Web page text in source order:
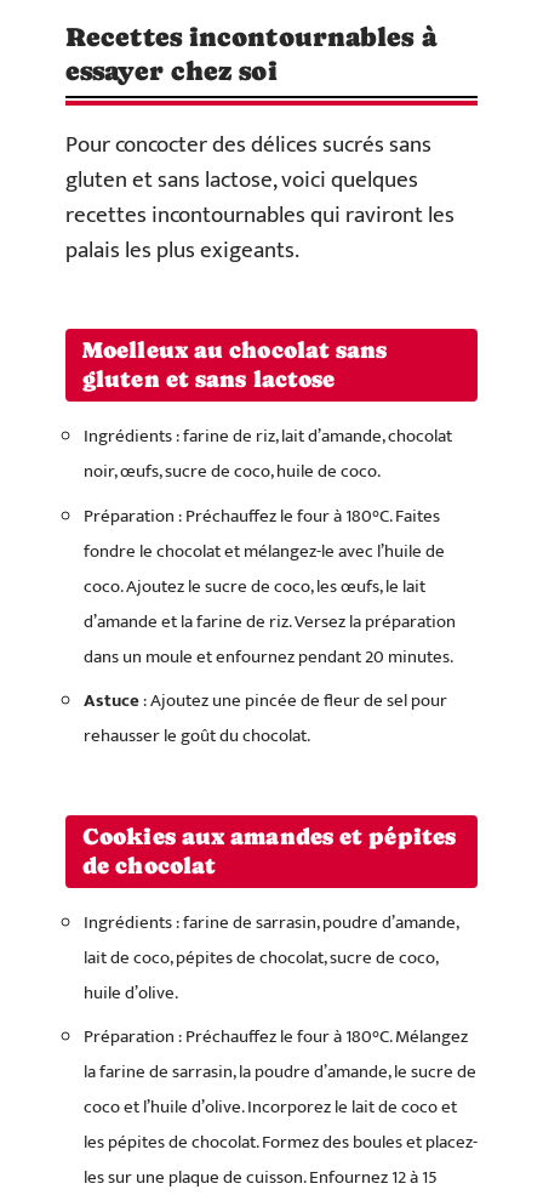
Recettes incontournables à
essayer chez soi
Pour concocter des délices sucrés sans
gluten et sans lactose, voici quelques
recettes incontournables qui raviront les
palais les plus exigeants.
Moelleux au chocolat sans
gluten et sans lactose
Ingrédients : farine de riz, lait d’amande, chocolat
noir, œufs, sucre de coco, huile de coco.
Préparation : Préchauffez le four à 180°C. Faites
fondre le chocolat et mélangez-le avec l’huile de
coco. Ajoutez le sucre de coco, les œufs, le lait
d’amande et la farine de riz. Versez la préparation
dans un moule et enfournez pendant 20 minutes.
Astuce: Ajoutez une pincée de fleur de sel pour
rehausser le goût du chocolat.
Cookies aux amandes et pépites
de chocolat
Ingrédients : farine de sarrasin, poudre d’amande,
lait de coco, pépites de chocolat, sucre de coco,
huile d’olive.
Préparation : Préchauffez le four à 180°C. Mélangez
la farine de sarrasin, la poudre d’amande, le sucre de
coco et l’huile d’olive. Incorporez le lait de coco et
les pépites de chocolat. Formez des boules et placez-
les sur une plaque de cuisson. Enfournez 12 à 15